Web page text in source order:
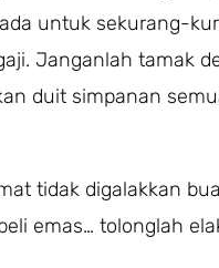
untuk sekurang-
Janganlah tamak
duit simpanan
tidak digalakkan
emas… tolonglah